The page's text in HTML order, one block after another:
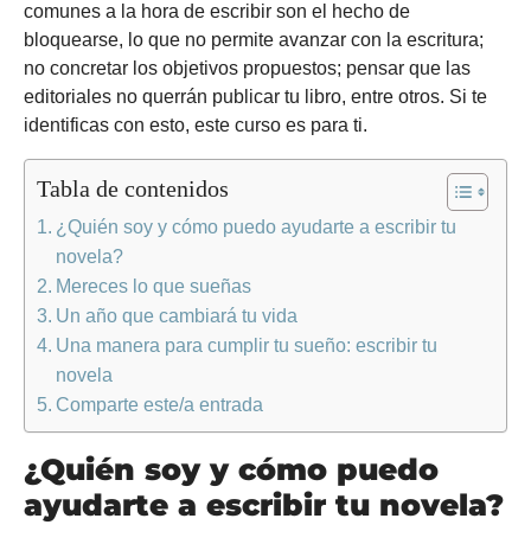
comunes a la hora de escribir son el hecho de
bloquearse, lo que no permite avanzar con la escritura;
no concretar los objetivos propuestos; pensar que las
editoriales no querrán publicar tu libro, entre otros. Si te
identificas con esto, este curso es para ti.
Tabla de contenidos
¿Quién soy y cómo puedo ayudarte a escribir tu
novela?
Mereces lo que sueñas
Un año que cambiará tu vida
Una manera para cumplir tu sueño: escribir tu
novela
Comparte este/a entrada
¿Quién soy y cómo puedo
ayudarte a escribir tu novela?